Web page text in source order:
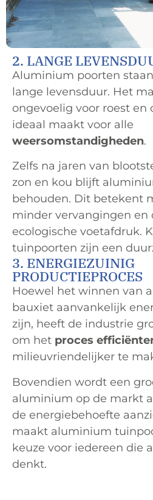
2. LANGE
Aluminium poorten
lange levensduur. Het
ongevoelig voor roest en
ideaal maakt voor alle
weersomstandigheden.
Zelfs na jaren van
zon en kou blijft
behouden. Dit betekent
minder vervangingen en
ecologische voetafdruk.
tuinpoorten zijn een
3. ENERGIEZUINIG
PRODUCTIEPROCES
Hoewel het winnen van
bauxiet aanvankelijk
zijn, heeft de industrie
om het proces
milieuvriendelijker te
Bovendien wordt een
aluminium op de markt
de energiebehoefte
maakt aluminium
keuze voor iedereen die
denkt.